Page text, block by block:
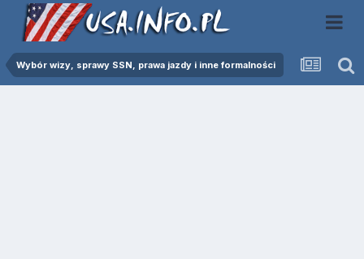
Wybór wizy, sprawy SSN, prawa jazdy i inne formalności